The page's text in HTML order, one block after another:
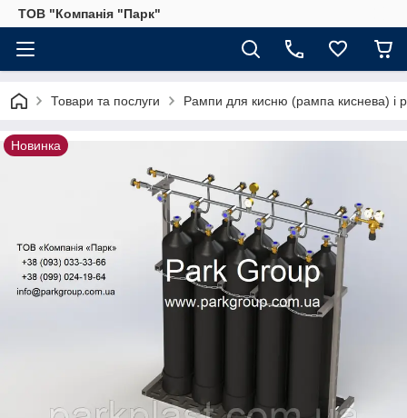
ТОВ "Компанія "Парк"
Товари та послуги Рампи для кисню (рампа киснева) і
Новинка